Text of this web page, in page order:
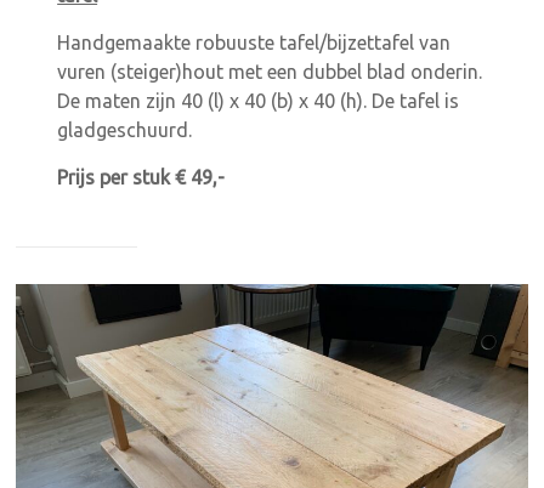
Handgemaakte robuuste tafel/bijzettafel van
vuren (steiger)hout met een dubbel blad onderin.
De maten zijn 40 (l) x 40 (b) x 40 (h). De tafel is
gladgeschuurd.
Prijs per stuk € 49,-